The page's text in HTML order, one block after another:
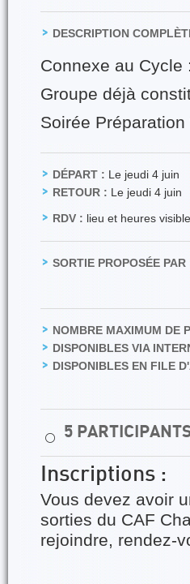
DESCRIPTION
Connexe au Cycle :
Groupe déjà
Soirée Préparation
DÉPART : Le jeudi 4 juin
RETOUR : Le jeudi 4 juin
RDV : lieu et heures
SORTIE PROPOSÉE PAR
NOMBRE MAXIMUM DE
DISPONIBLES VIA
DISPONIBLES EN FILE
⚪ 5
Inscriptions :
Vous devez avoir
sorties du CAF
rejoindre, rendez-